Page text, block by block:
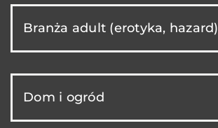
Branża adult (erotyka, hazard)
Dom i ogród